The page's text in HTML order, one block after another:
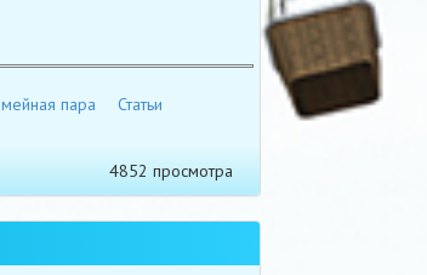
пара
Статьи
4852 просмотра